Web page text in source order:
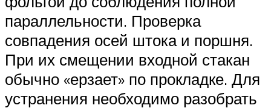
параллельности. Проверка
совпадения осей штока и поршня.
При их смещении входной стакан
обычно «ерзает» по прокладке. Для
устранения необходимо разобрать